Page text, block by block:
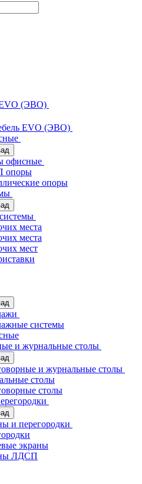
(ЭВО)
EVO (ЭВО)
офисные
опоры
опоры
места
места
мест
системы
и журнальные столы
и журнальные столы
столы
столы
и перегородки
экраны
ЛДСП